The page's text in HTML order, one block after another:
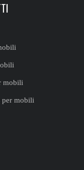
mobili
per mobili